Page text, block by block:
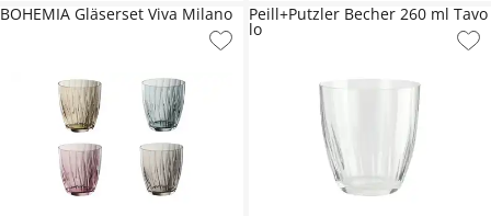
BOHEMIA Gläserset Viva Milano Peill+Putzler Becher 260 ml Tavo
lo